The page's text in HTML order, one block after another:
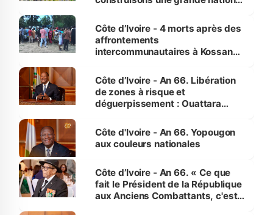
générations futures »
Côte d’Ivoire - 4 morts après des
affrontements
intercommunautaires à Kossandji
milieu des sinistrés
Côte d’Ivoire - An 66. Libération
de zones à risque et
déguerpissement : Ouattara
l'Etat de droit pour préserver les
vies humaines »
Côte d'Ivoire - An 66. Yopougon
aux couleurs nationales
Côte d’Ivoire - An 66. « Ce que
fait le Président de la République
aux Anciens Combattants, c'est